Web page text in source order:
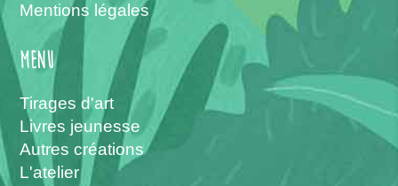
Mentions légales
menu
Tirages d'art
Livres jeunesse
Autres créations
L'atelier